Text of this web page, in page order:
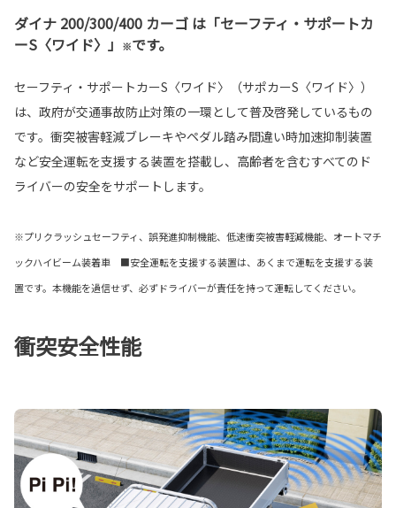
ダイナ 200/300/400 カーゴ は「セーフティ・サポートカ
ーS〈ワイド〉」
※です。
セーフティ・サポートカーS〈ワイド〉（サポカーS〈ワイド〉）
は、政府が交通事故防止対策の一環として普及啓発しているもの
です。衝突被害軽減ブレーキやペダル踏み間違い時加速抑制装置
など安全運転を支援する装置を搭載し、高齢者を含むすべてのド
ライバーの安全をサポートします。
※プリクラッシュセーフティ、誤発進抑制機能、低速衝突被害軽減機能、オートマチ
ックハイビーム装着車 ■安全運転を支援する装置は、あくまで運転を支援する装
置です。本機能を過信せず、必ずドライバーが責任を持って運転してください。
衝突安全性能